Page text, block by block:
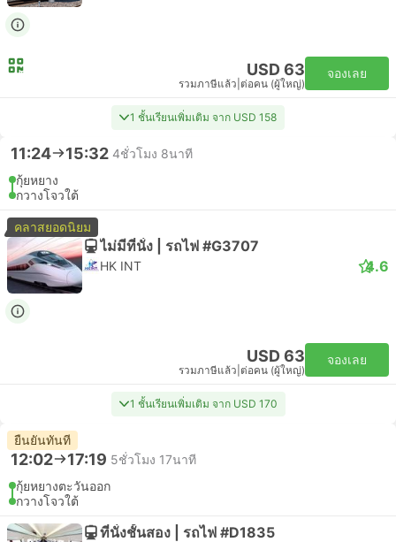
USD 63
รวมภาษีแล้ว ต่อคน (ผู้ใหญ่)
จองเลย
1 ชั้นเรียนเพิ่มเติม จาก USD 158
11:24 15:32 4ชั่วโมง 8นาที
กุ้ยหยาง
กวางโจวใต้
คลาสยอดนิยม
ไม่มีที่นั่ง | รถไฟ #G3707
HK INT 4.6
USD 63
รวมภาษีแล้ว ต่อคน (ผู้ใหญ่)
จองเลย
1 ชั้นเรียนเพิ่มเติม จาก USD 170
ยืนยันทันที
12:02 17:19 5ชั่วโมง 17นาที
กุ้ยหยางตะวันออก
กวางโจวใต้
ที่นั่งชั้นสอง | รถไฟ #D1835